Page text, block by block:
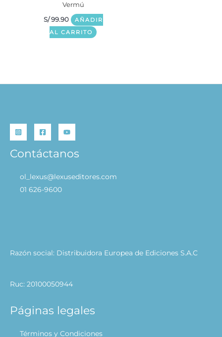
Vermú
S/99.90
AÑADIR
AL CARRITO
Contáctanos
ol_lexus@lexuseditores.com
01 626-9600
Razón social: Distribuidora Europea de Ediciones S.A.C
Ruc: 20100050944
Páginas legales
Términos y Condiciones